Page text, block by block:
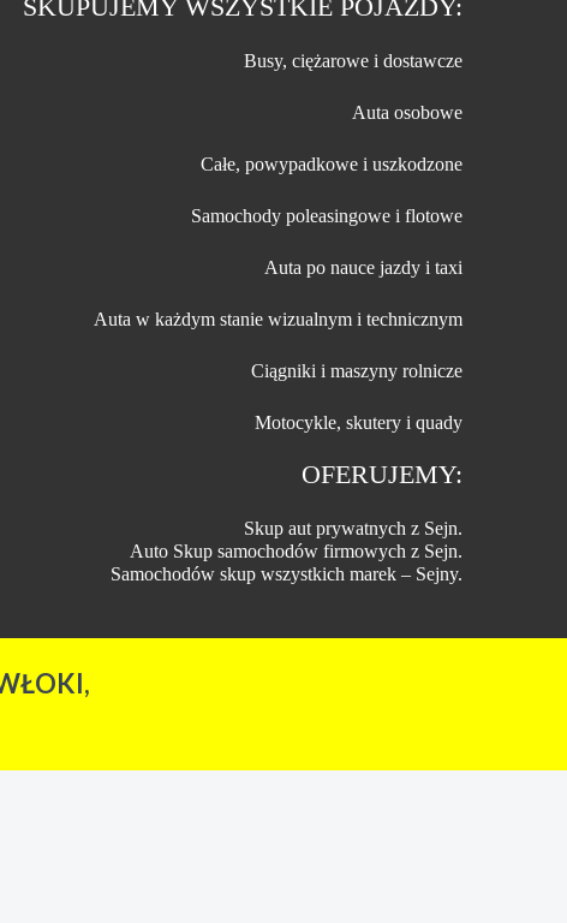
SKUPUJEMY WSZYSTKIE POJAZDY:
Busy, ciężarowe i dostawcze
Auta osobowe
Całe, powypadkowe i uszkodzone
Samochody poleasingowe i flotowe
Auta po nauce jazdy i taxi
Auta w każdym stanie wizualnym i technicznym
Ciągniki i maszyny rolnicze
Motocykle, skutery i quady
OFERUJEMY:
Skup aut prywatnych z Sejn.
Auto Skup samochodów firmowych z Sejn.
Samochodów skup wszystkich marek – Sejny.